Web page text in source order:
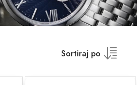
Sortiraj po